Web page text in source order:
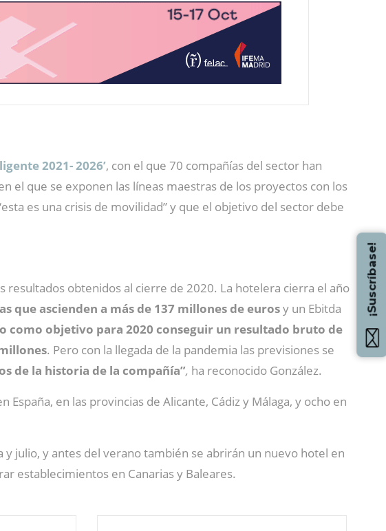
2021- 2026’, con el que 70 compañías del sector han
el que se exponen las líneas maestras de los proyectos con los
es una crisis de movilidad” y que el objetivo del sector debe
resultados obtenidos al cierre de 2020. La hotelera cierra el año
que ascienden a más de 137 millones de eurosy un Ebitda
como objetivo para 2020 conseguir un resultado bruto de
. Pero con la llegada de la pandemia las previsiones se
de la historia de la compañía”, ha reconocido González.
España, en las provincias de Alicante, Cádiz y Málaga, y ocho en
y julio, y antes del verano también se abrirán un nuevo hotel en
establecimientos en Canarias y Baleares.
¡Suscríbase!